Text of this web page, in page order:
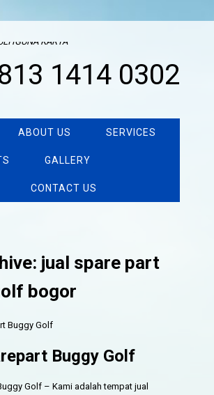
1414 0302
ABOUT US SERVICES
GALLERY
CONTACT US
jual spare part
bogor
Buggy Golf
Golf – Kami adalah tempat jual